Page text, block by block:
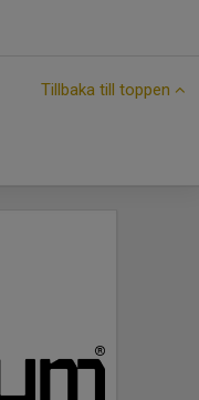
Tillbaka till toppen